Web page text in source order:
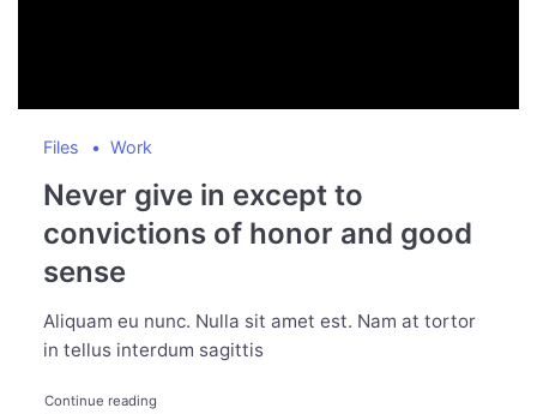
Files Work
Never give in except to
convictions of honor and good
sense
Aliquam eu nunc. Nulla sit amet est. Nam at tortor
in tellus interdum sagittis
Continue reading